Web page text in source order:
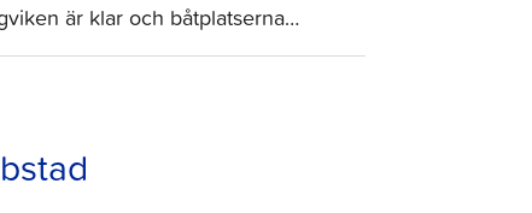
är klar och båtplatserna…